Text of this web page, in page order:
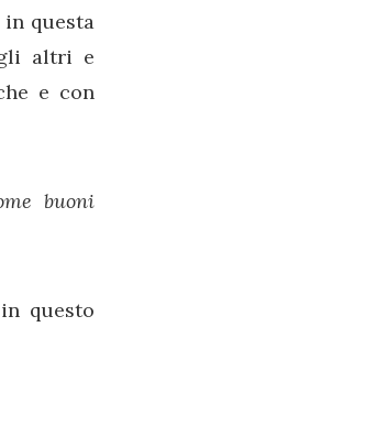
in questa
altri e
e con
buoni
questo